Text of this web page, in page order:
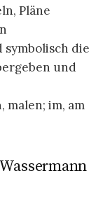
Pläne
symbolisch die
und
malen; im, am